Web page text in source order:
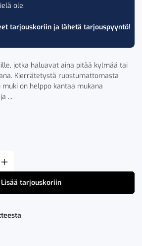
ole.
tarjouskoriin ja lähetä tarjouspyyntö!
jotka haluavat aina pitää kylmää tai
Kierrätetystä ruostumattomasta
on helppo kantaa mukana
...
Lisää tarjouskoriin